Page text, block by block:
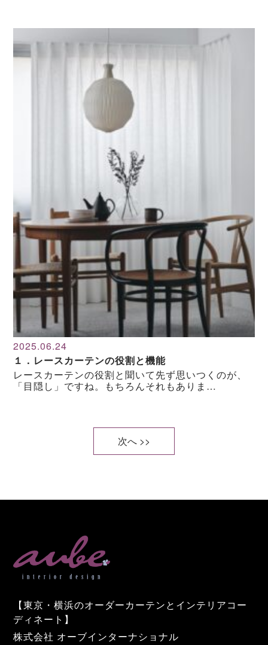
2025.06.24
１．レースカーテンの役割と機能
レースカーテンの役割と聞いて先ず思いつくのが、
「目隠し」ですね。もちろんそれもありま…
次へ >>
【東京・横浜のオーダーカーテンとインテリアコー
ディネート】
株式会社 オーブインターナショナル